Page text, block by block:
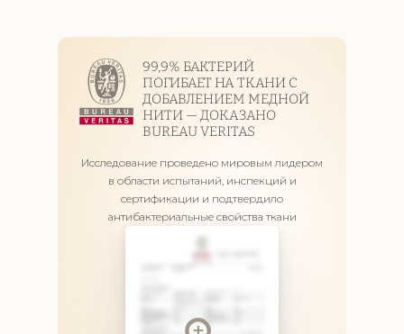
99,9% БАКТЕРИЙ
ПОГИБАЕТ НА ТКАНИ С
ДОБАВЛЕНИЕМ МЕДНОЙ
НИТИ — ДОКАЗАНО
BUREAU VERITAS
Исследование проведено мировым лидером
в области испытаний, инспекций и
сертификации и подтвердило
антибактериальные свойства ткани